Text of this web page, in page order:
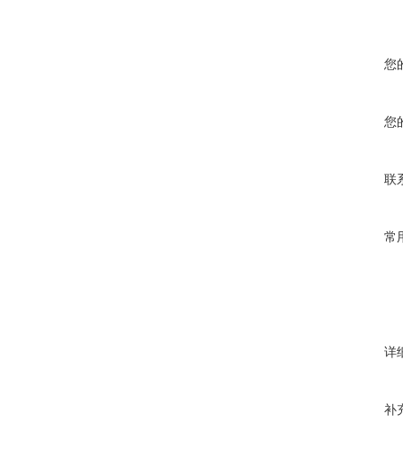
您
您
联
常
详
补